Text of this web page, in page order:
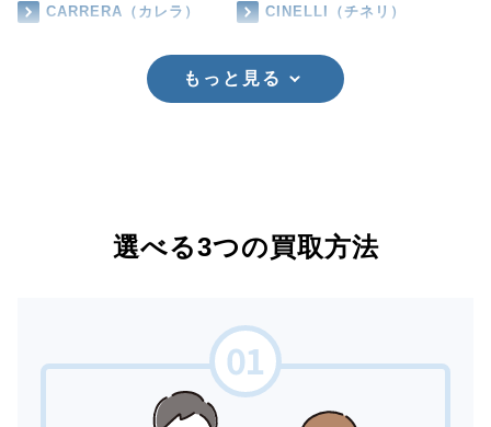
CARRERA（カレラ） CINELLI（チネリ）
もっと見る
選べる3つの買取方法